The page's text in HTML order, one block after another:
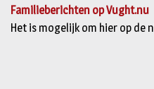
Familieberichten op Vught.nu
Het is mogelijk om hier op de